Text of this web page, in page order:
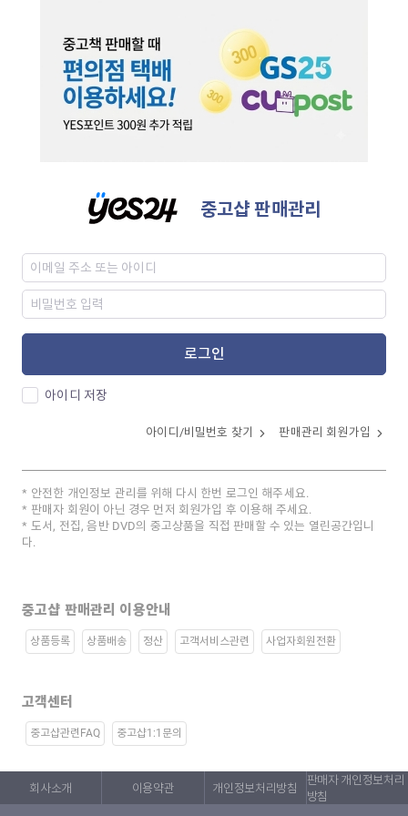
중고샵 판매관리
로그인
아이디 저장
아이디/비밀번호 찾기 판매관리 회원가입
안전한 개인정보 관리를 위해 다시 한번 로그인 해주세요.
판매자 회원이 아닌 경우 먼저 회원가입 후 이용해 주세요.
도서, 전집, 음반 DVD의 중고상품을 직접 판매할 수 있는 열린공간입니
다.
중고샵 판매관리 이용안내
상품등록 상품배송 정산 고객서비스관련 사업자회원전환
고객센터
중고샵관련FAQ 중고샵1:1문의
회사소개 이용약관 개인정보처리방침
판매자 개인정보처리
방침